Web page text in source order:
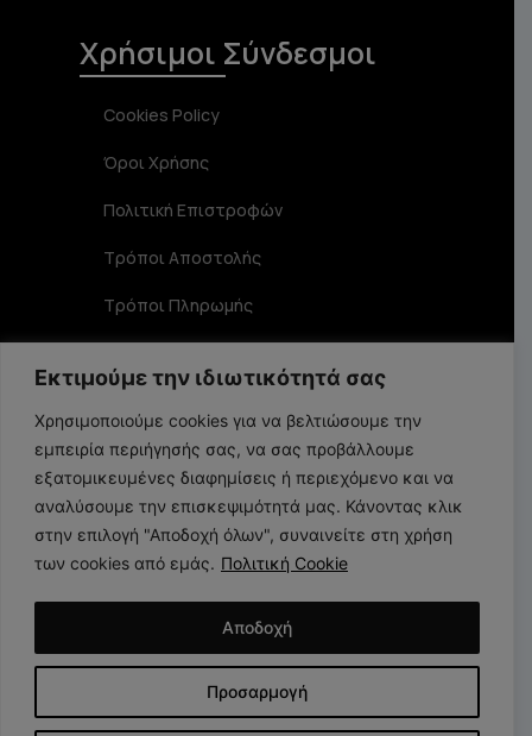
Εκτιμούμε την ιδιωτικότητά σας
Χρησιμοποιούμε cookies για να βελτιώσουμε την
εμπειρία περιήγησής σας, να σας προβάλλουμε
εξατομικευμένες διαφημίσεις ή περιεχόμενο και να
αναλύσουμε την επισκεψιμότητά μας. Κάνοντας κλικ
στην επιλογή "Αποδοχή όλων", συναινείτε στη χρήση
των cookies από εμάς. Πολιτική Cookie
Προσαρμογή
Αποδοχή
Χρήσιμοι Σύνδεσμοι
Cookies Policy
Όροι Χρήσης
Πολιτική Επιστροφών
Τρόποι Αποστολής
Τρόποι Πληρωμής
Στοιχεία Επικοινωνίας
Αριστοφάνους 19 TK 15234, Χαλάνδρι
210 6848356
info@larome.gr
Larome Copyright 2025 © All Rights Reserved. Created by